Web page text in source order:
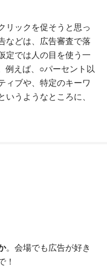
リックを促そうと思っ
などは、広告審査で落
定では人の目を使う一
例えば、○パーセント以
ィブや、特定のキーワ
うようなところに、
。会場でも広告が好き
！